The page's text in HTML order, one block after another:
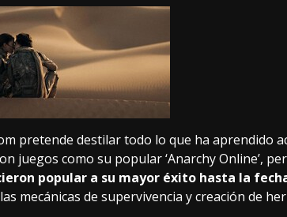
pretende destilar todo lo que ha aprendido
juegos como su popular ‘Anarchy Online’,
popular a su mayor éxito hasta la fecha,
mecánicas de supervivencia y creación de